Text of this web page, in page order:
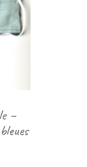
–